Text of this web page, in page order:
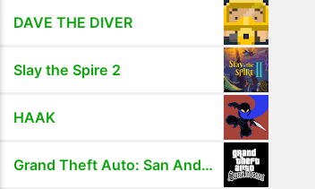
DAVE THE DIVER
Slay the Spire 2
HAAK
Grand Theft Auto: San Andreas